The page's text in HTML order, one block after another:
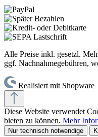
Alle Preise inkl. gesetzl.
ggf. Nachnahmegebühren,
Realisiert mit Shopware
Diese Website verwendet
bieten zu können. Mehr
Nur technisch notwendige